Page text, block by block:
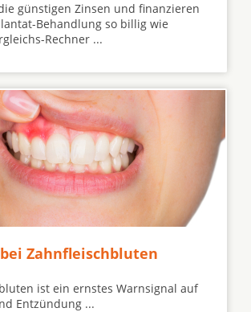
günstigen Zinsen und finanzieren
Behandlung so billig wie
Rechner ...
Zahnfleischbluten
ist ein ernstes Warnsignal auf
Entzündung ...